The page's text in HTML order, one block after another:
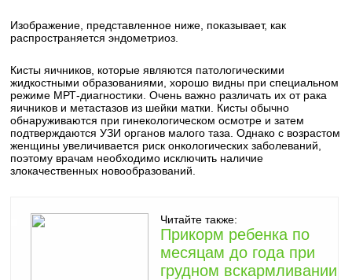
Изображение, представленное ниже, показывает, как
распространяется эндометриоз.
Кисты яичников, которые являются патологическими
жидкостными образованиями, хорошо видны при специальном
режиме МРТ-диагностики. Очень важно различать их от рака
яичников и метастазов из шейки матки. Кисты обычно
обнаруживаются при гинекологическом осмотре и затем
подтверждаются УЗИ органов малого таза. Однако с возрастом
женщины увеличивается риск онкологических заболеваний,
поэтому врачам необходимо исключить наличие
злокачественных новообразований.
Читайте также:
Прикорм ребенка по
месяцам до года при
грудном вскармливании